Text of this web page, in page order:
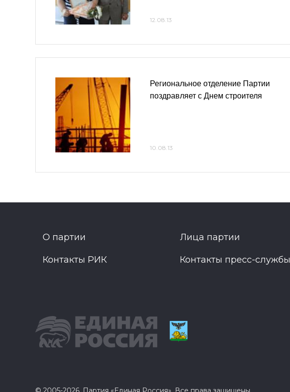
12.08.13
Региональное отделение Партии
поздравляет с Днем строителя
10.08.13
О партии Лица партии
Контакты РИК Контакты пресс-службы